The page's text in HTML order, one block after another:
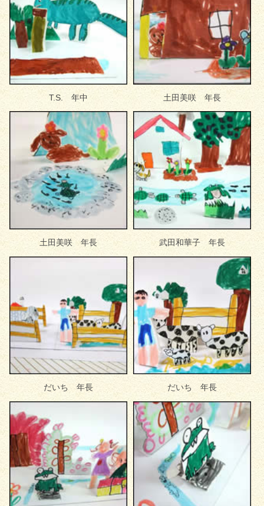
T.S. 年中 土田美咲 年長
土田美咲 年長 武田和華子 年長
だいち 年長 だいち 年長